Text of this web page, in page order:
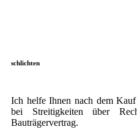
schlichten
Ich hel­fe Ihnen nach dem
bei Strei­tig­kei­ten über
Bauträgervertrag.